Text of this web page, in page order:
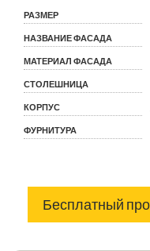
РАЗМЕР
НАЗВАНИЕ ФАСАДА
МАТЕРИАЛ ФАСАДА
СТОЛЕШНИЦА
КОРПУС
ФУРНИТУРА
Бесплатный